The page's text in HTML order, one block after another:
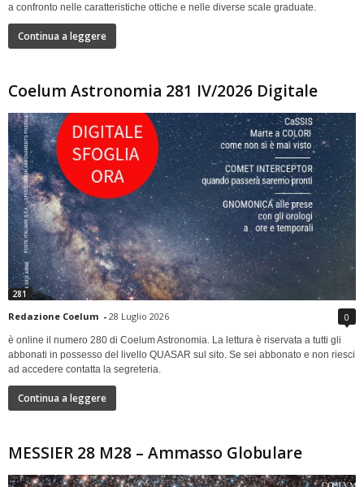
a confronto nelle caratteristiche ottiche e nelle diverse scale graduate.
Continua a leggere
Coelum Astronomia 281 IV/2026 Digitale
281
Redazione Coelum - 28 Luglio 2026 0
è online il numero 280 di Coelum Astronomia. La lettura è riservata a tutti gli
abbonati in possesso del livello QUASAR sul sito. Se sei abbonato e non riesci
ad accedere contatta la segreteria.
Continua a leggere
MESSIER 28 M28 – Ammasso Globulare